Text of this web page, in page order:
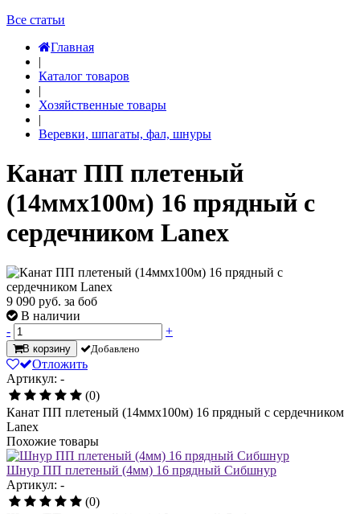
Все статьи
Главная
|
Каталог товаров
|
Хозяйственные товары
|
Веревки, шпагаты, фал, шнуры
Канат ПП плетеный
(14ммх100м) 16 прядный с
сердечником Lanex
9 090 руб. за боб
В наличии
-
+
В корзину Добавлено
Отложить
Артикул: -
(0)
Канат ПП плетеный (14ммх100м) 16 прядный с сердечником
Lanex
Похожие товары
Шнур ПП плетеный (4мм) 16 прядный Сибшнур
Артикул: -
(0)